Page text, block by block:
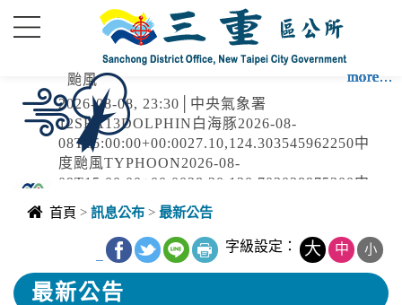
颱風
2026-08-08, 23:30│中央氣象署
12SEA13DOLPHIN白海豚2026-08-
08T15:00:00+00:0027.10,124.303545962250中
度颱風TYPHOON2026-08-
09T15:00:00+00:0028.20,120.703038975200中
度颱風 白海豚（國際...
more...
捷運新北產業園區對面，破管搶修
more...
more...
more...
more...
more...
more...
more...
more...
more...
more...
more...
more...
more...
首頁 > 訊息公布 > 最新公告
字級設定： 大 中 小
最新公告